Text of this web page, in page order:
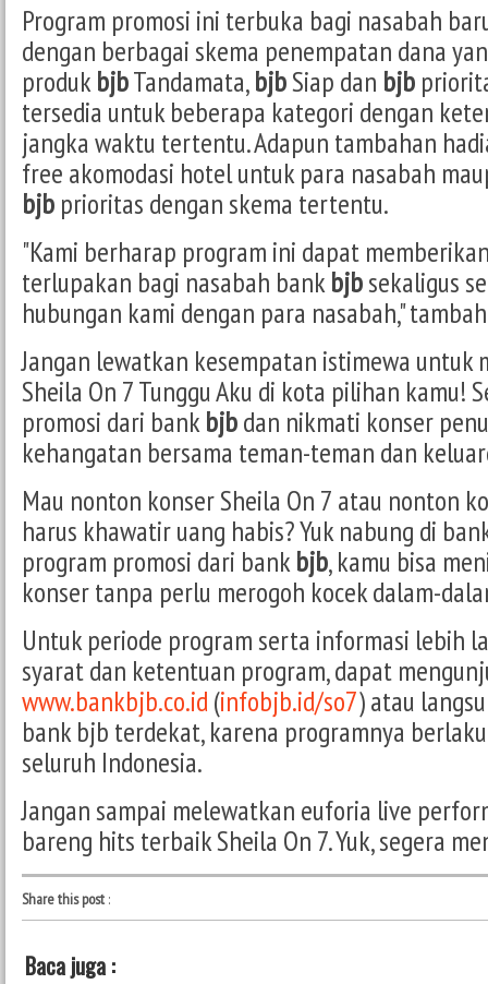
Program promosi ini terbuka bagi nasabah
dengan berbagai skema penempatan dana
produkbjbTandamata,bjbSiap dan bjb
tersedia untuk beberapa kategori dengan
jangka waktu tertentu. Adapun tambahan
free akomodasi hotel untuk para nasabah
bjb prioritas dengan skema tertentu.
"Kami berharap program ini dapat
terlupakan bagi nasabah bankbjbsekaligus
hubungan kami dengan para nasabah,"
Jangan lewatkan kesempatan istimewa untuk
Sheila On 7 Tunggu Aku di kota pilihan kamu!
promosi dari bankbjbdan nikmati konser
kehangatan bersama teman-teman dan
Mau nonton konser Sheila On 7 atau nonton
harus khawatir uang habis? Yuk nabung di
program promosi dari bankbjb, kamu bisa
konser tanpa perlu merogoh kocek dalam-
Untuk periode program serta informasi lebih
syarat dan ketentuan program, dapat
www.bankbjb.co.id (infobjb.id/so7) atau
bank bjb terdekat, karena programnya
seluruh Indonesia.
Jangan sampai melewatkan euforia live
bareng hits terbaik Sheila On 7. Yuk, segera
Share this post:
Baca juga :